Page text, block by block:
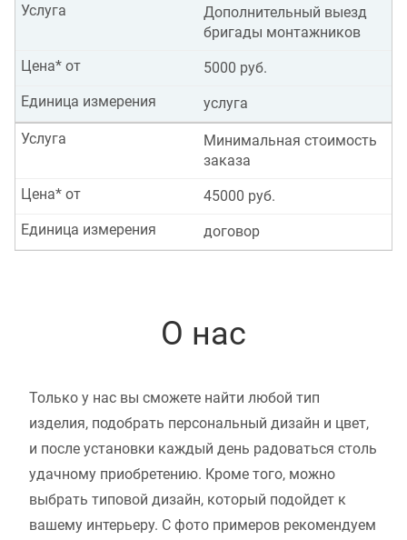
Дополнительный выезд
бригады монтажников
Услуга
5000 руб.
Цена* от
услуга
Единица измерения
Минимальная стоимость
заказа
Услуга
45000 руб.
Цена* от
договор
Единица измерения
О нас
Только у нас вы сможете найти любой тип
изделия, подобрать персональный дизайн и цвет,
и после установки каждый день радоваться столь
удачному приобретению. Кроме того, можно
выбрать типовой дизайн, который подойдет к
вашему интерьеру. С фото примеров рекомендуем